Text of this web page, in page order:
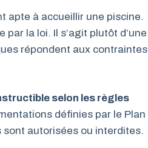
apte à accueillir une piscine.
la loi. Il s’agit plutôt d’une
répondent aux contraintes
selon les règles
définies par le Plan
sont autorisées ou interdites.